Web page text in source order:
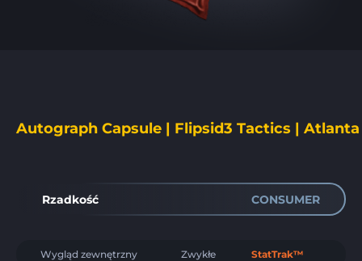
Autograph Capsule | Flipsid3 Tactics | Atlanta
Rzadkość CONSUMER
Wygląd zewnętrzny Zwykłe StatTrak™